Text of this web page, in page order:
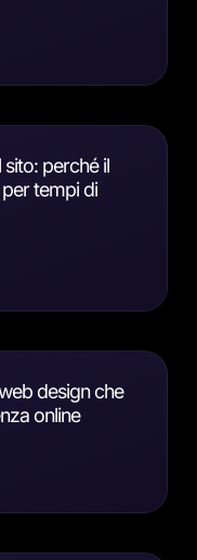
perché il
tempi di
design che
online